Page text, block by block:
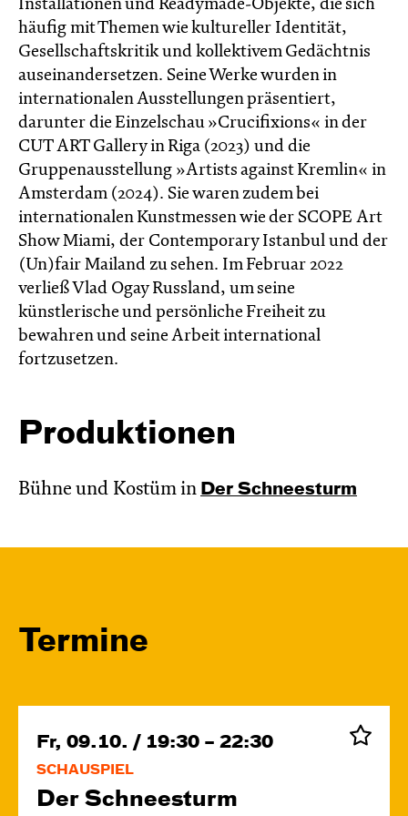
Installationen und Readymade-Objekte, die sich
häufig mit Themen wie kultureller Identität,
Gesellschaftskritik und kollektivem Gedächtnis
auseinandersetzen. Seine Werke wurden in
internationalen Ausstellungen präsentiert,
darunter die Einzelschau »Crucifixions« in der
CUT ART Gallery in Riga (2023) und die
Gruppenausstellung »Artists against Kremlin« in
Amsterdam (2024). Sie waren zudem bei
internationalen Kunstmessen wie der SCOPE Art
Show Miami, der Contemporary Istanbul und der
(Un)fair Mailand zu sehen. Im Februar 2022
verließ Vlad Ogay Russland, um seine
künstlerische und persönliche Freiheit zu
bewahren und seine Arbeit international
fortzusetzen.
Produktionen
Bühne und Kostüm in Der Schnee­sturm
Termine
Fr, 09.10. / 19:30 – 22:30
SCHAUSPIEL
Der Schnee­sturm